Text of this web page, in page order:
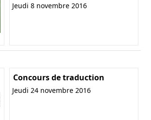
Jeudi 8 novembre 2016
Concours de traduction
Jeudi 24 novembre 2016